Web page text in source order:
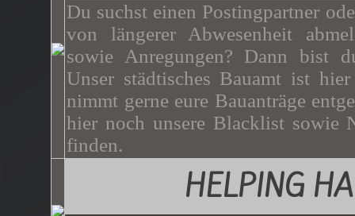
Du suchst einen Postingpartner
von längerer Abwesenheit
sowie Anregungen? Dann bist
Unser städtisches Bauamt ist
nimmt gerne eure Bauanträge
hier noch unsere Blacklist sowie
finden.
HELPING